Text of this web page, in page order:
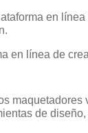
en
en línea de
de